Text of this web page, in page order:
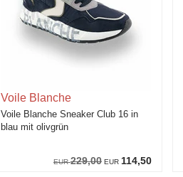
EUR229,00 EUR 114,50
Voile Blanche
Voile Blanche Sneaker Club 16 in
blau mit olivgrün